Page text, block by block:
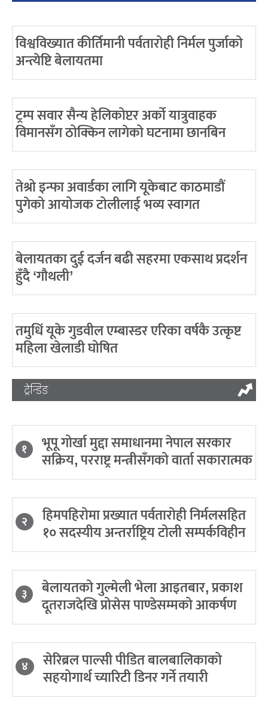
विश्वविख्यात कीर्तिमानी पर्वतारोही निर्मल पुर्जाको
अन्त्येष्टि बेलायतमा
ट्रम्प सवार सैन्य हेलिकोप्टर अर्को यात्रुवाहक
विमानसँग ठोक्किन लागेको घटनामा छानबिन
तेश्रो इन्फा अवार्डका लागि यूकेबाट काठमाडौं
पुगेको आयोजक टोलीलाई भव्य स्वागत
बेलायतका दुई दर्जन बढी सहरमा एकसाथ प्रदर्शन
हुँदै ‘गौथली’
तमुधिं यूके गुडवील एम्बास्डर एरिका वर्षकै उत्कृष्ट
महिला खेलाडी घोषित
ट्रेन्डिङ
१ भूपू गोर्खा मुद्दा समाधानमा नेपाल सरकार
सक्रिय, परराष्ट्र मन्त्रीसँगको वार्ता सकारात्मक
२ हिमपहिरोमा प्रख्यात पर्वतारोही निर्मलसहित
१० सदस्यीय अन्तर्राष्ट्रिय टोली सम्पर्कविहीन
३ बेलायतको गुल्मेली भेला आइतबार, प्रकाश
दूतराजदेखि प्रोसेस पाण्डेसम्मको आकर्षण
४ सेरिब्रल पाल्सी पीडित बालबालिकाको
सहयोगार्थ च्यारिटी डिनर गर्ने तयारी